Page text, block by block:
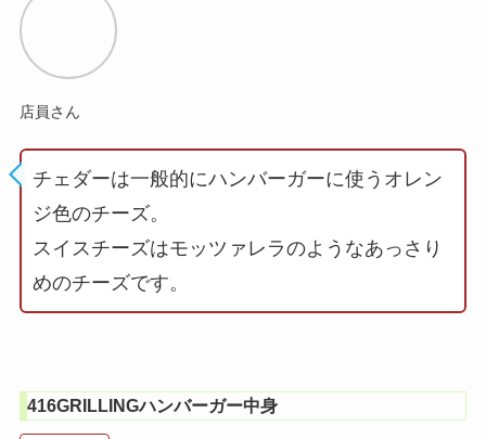
店員さん
チェダーは一般的にハンバーガーに使うオレン
ジ色のチーズ。
スイスチーズはモッツァレラのようなあっさり
めのチーズです。
416GRILLINGハンバーガー中身